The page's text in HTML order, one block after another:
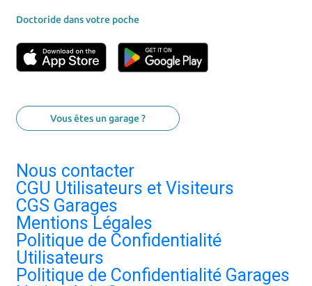
Doctoride dans votre poche
Vous êtes un garage ?
Nous contacter
CGU Utilisateurs et Visiteurs
CGS Garages
Mentions Légales
Politique de Confidentialité
Utilisateurs
Politique de Confidentialité Garages